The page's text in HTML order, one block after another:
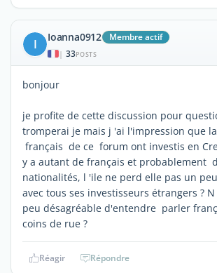
I Ioanna0912 Membre actif
| 33POSTS
bonjour
je profite de cette discussion pour
tromperai je mais j 'ai l'impression que
français de ce forum ont investis en
y a autant de français et probablement
nationalités, l 'ile ne perd elle pas un
avec tous ses investisseurs étrangers ?
peu désagréable d'entendre parler
coins de rue ?
Réagir Répondre